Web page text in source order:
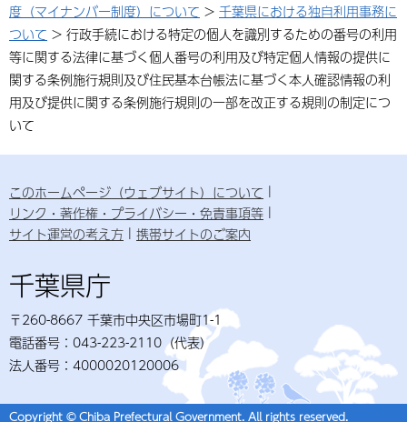
度（マイナンバー制度）について > 千葉県における独自利用事務に
ついて > 行政手続における特定の個人を識別するための番号の利用
等に関する法律に基づく個人番号の利用及び特定個人情報の提供に
関する条例施行規則及び住民基本台帳法に基づく本人確認情報の利
用及び提供に関する条例施行規則の一部を改正する規則の制定につ
いて
このホームページ（ウェブサイト）について
リンク・著作権・プライバシー・免責事項等
サイト運営の考え方
携帯サイトのご案内
千葉県庁
〒260-8667 千葉市中央区市場町1-1
電話番号：043-223-2110（代表）
法人番号：4000020120006
Copyright © Chiba Prefectural Government. All rights reserved.